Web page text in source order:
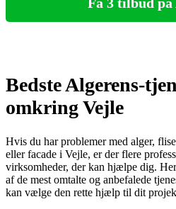
Bedste Algerens-
omkring Vejle
Hvis du har problemer med alger,
eller facade i Vejle, er der flere
virksomheder, der kan hjælpe dig.
af de mest omtalte og anbefalede
kan vælge den rette hjælp til dit